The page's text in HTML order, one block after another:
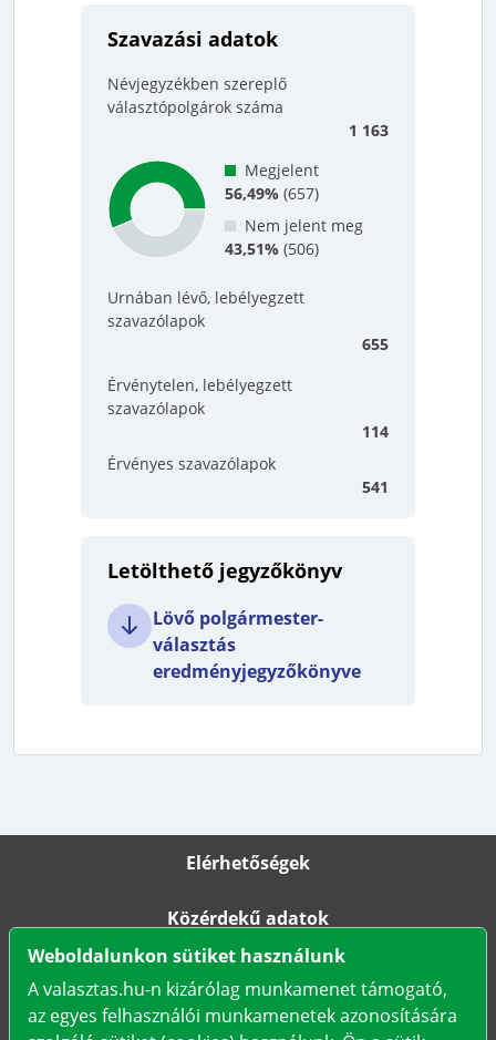
Szavazási adatok
Névjegyzékben szereplő
választópolgárok száma
1 163
Megjelent
56,49% (657)
Nem jelent meg
43,51% (506)
Urnában lévő, lebélyegzett
szavazólapok
655
Érvénytelen, lebélyegzett
szavazólapok
114
Érvényes szavazólapok
541
Letölthető jegyzőkönyv
Lövő polgármester-
választás
eredményjegyzőkönyve
Elérhetőségek
Közérdekű adatok
Karrier
Weboldalunkon sütiket használunk
A valasztas.hu-n kizárólag munkamenet támogató,
az egyes felhasználói munkamenetek azonosítására